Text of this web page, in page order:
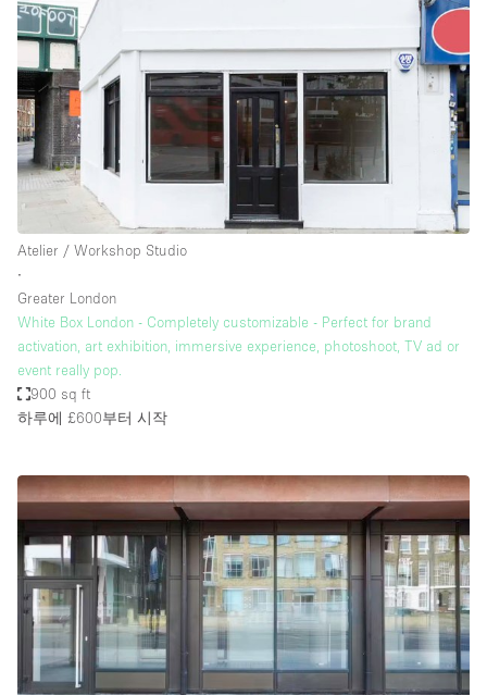
Atelier / Workshop Studio
∙
Greater London
White Box London - Completely customizable - Perfect for brand
activation, art exhibition, immersive experience, photoshoot, TV ad or
event really pop.
900 sq ft
하루에 £600부터 시작